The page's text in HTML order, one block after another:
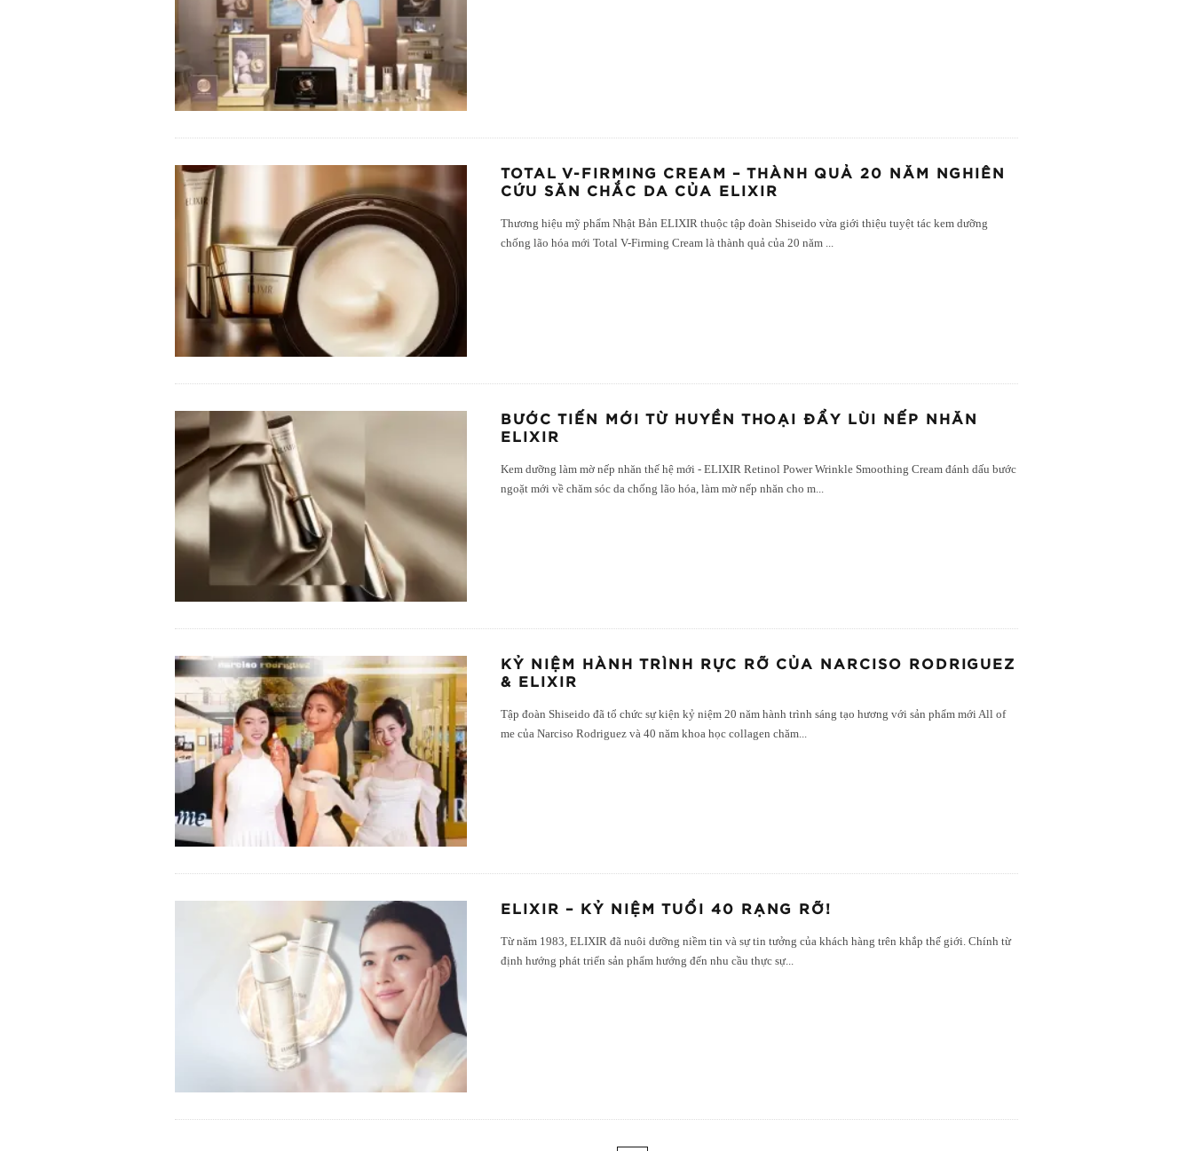
TOTAL V-FIRMING CREAM – THÀNH QUẢ 20 NĂM NGHIÊN
CỨU SĂN CHẮC DA CỦA ELIXIR
Thương hiệu mỹ phẩm Nhật Bản ELIXIR thuộc tập đoàn Shiseido vừa giới thiệu tuyệt tác kem dưỡng
chống lão hóa mới Total V-Firming Cream là thành quả của 20 năm ...
BƯỚC TIẾN MỚI TỪ HUYỀN THOẠI ĐẨY LÙI NẾP NHĂN
ELIXIR
Kem dưỡng làm mờ nếp nhăn thế hệ mới - ELIXIR Retinol Power Wrinkle Smoothing Cream đánh dấu bước
ngoặt mới về chăm sóc da chống lão hóa, làm mờ nếp nhăn cho m
KỶ NIỆM HÀNH TRÌNH RỰC RỠ CỦA NARCISO RODRIGUEZ
& ELIXIR
Tập đoàn Shiseido đã tổ chức sự kiện kỷ niệm 20 năm hành trình sáng tạo hương với sản phẩm mới All of
me của Narciso Rodriguez và 40 năm khoa học collagen chăm...
ELIXIR – KỶ NIỆM TUỔI 40 RẠNG RỠ!
Từ năm 1983, ELIXIR đã nuôi dưỡng niềm tin và sự tin tưởng của khách hàng trên khắp thế giới. Chính từ
định hướng phát triển sản phẩm hướng đến nhu cầu thực sự...